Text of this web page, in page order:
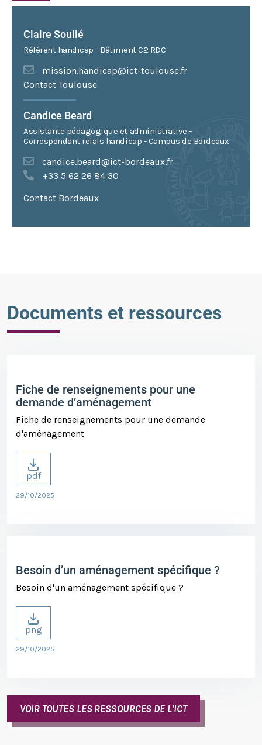
Claire Soulié
Référent handicap - Bâtiment C2 RDC
mission.handicap@ict-toulouse.fr
Contact Toulouse
Candice Beard
Assistante pédagogique et administrative -
Correspondant relais handicap - Campus de Bordeaux
candice.beard@ict-bordeaux.fr
+33 5 62 26 84 30
Contact Bordeaux
Documents et ressources
Fiche de renseignements pour une
demande d’aménagement
Fiche de renseignements pour une demande
d'aménagement
pdf
29/10/2025
Besoin d’un aménagement spécifique ?
Besoin d'un aménagement spécifique ?
png
29/10/2025
VOIR TOUTES LES RESSOURCES DE L'ICT